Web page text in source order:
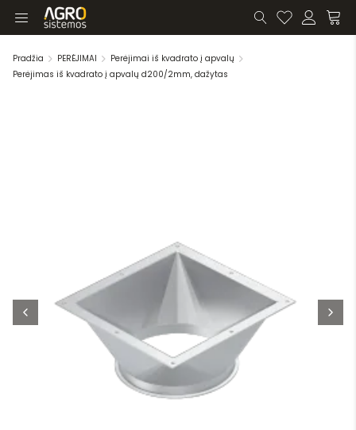
Pradžia PERĖJIMAI
Perėjimai iš kvadrato į apvalų
Perėjimas iš kvadrato į apvalų d200/2mm, dažytas